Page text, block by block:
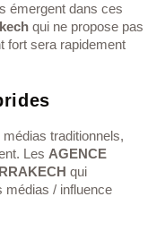
émergent dans ces
qui ne propose pas
fort sera rapidement
médias traditionnels,
Les AGENCE
qui
médias / influence